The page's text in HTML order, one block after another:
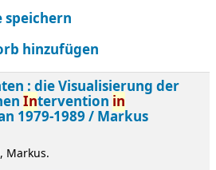
speichern
hinzufügen
: die Visualisierung der
Intervention in
1979-1989 / Markus
Markus.